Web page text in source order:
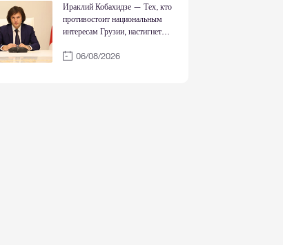
Ираклий Кобахидзе — Тех, кто
противостоит национальным
интересам Грузии, настигнет
сильно как никогда
06/08/2026